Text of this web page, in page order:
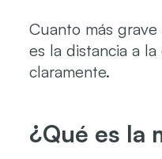
Cuanto más
es la distancia a
claramente.
¿Qué es la